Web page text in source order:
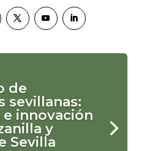
de
sevillanas:
innovación
y
Sevilla